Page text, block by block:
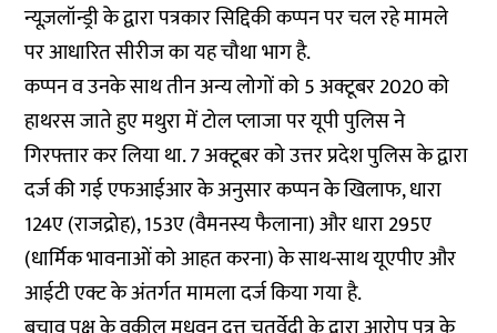
न्यूज़लॉन्ड्री के द्वारा पत्रकार सिद्दिकी कप्पन पर चल रहे मामले
पर आधारित सीरीज का यह चौथा भाग है.
कप्पन व उनके साथ तीन अन्य लोगों को 5 अक्टूबर 2020 को
हाथरस जाते हुए मथुरा में टोल प्लाजा पर यूपी पुलिस ने
गिरफ्तारकर लिया था. 7 अक्टूबर को उत्तर प्रदेश पुलिस के द्वारा
दर्ज की गई एफआईआर के अनुसार कप्पन के खिलाफ, धारा
124ए (राजद्रोह), 153ए (वैमनस्य फैलाना) और धारा 295ए
(धार्मिक भावनाओं को आहत करना) के साथ-साथ यूएपीए और
आईटी एक्ट के अंतर्गत मामला दर्ज किया गया है.